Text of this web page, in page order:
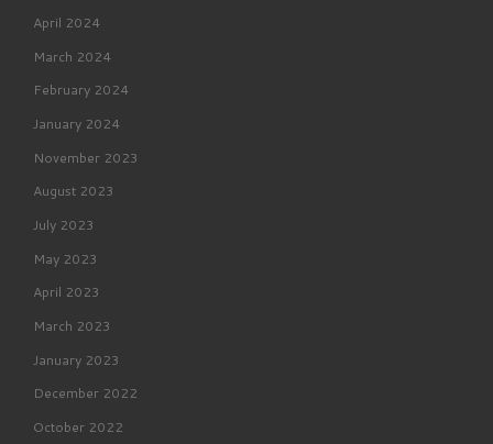
April 2024
March 2024
February 2024
January 2024
November 2023
August 2023
July 2023
May 2023
April 2023
March 2023
January 2023
December 2022
October 2022